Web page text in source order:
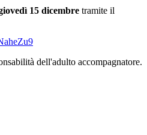
15 dicembre tramite il
dell'adulto accompagnatore.